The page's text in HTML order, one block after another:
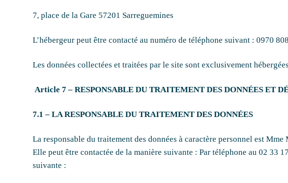
7, place de la Gare 57201 Sarreguemines
L’hébergeur peut être contacté au numéro de téléphone suivant : 0970
Les données collectées et traitées par le site sont exclusivement
Article 7 – RESPONSABLE DU TRAITEMENT DES DONNÉES ET
7.1 – LA RESPONSABLE DU TRAITEMENT DES DONNÉES
La responsable du traitement des données à caractère personnel est
Elle peut être contactée de la manière suivante : Par téléphone au 02 33
suivante :